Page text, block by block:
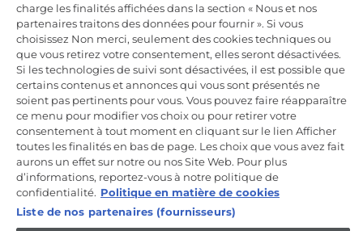
CANDY HOOVER GROUP S.r.I. - Associé unique - SIÈGE SOCIAL :
Via Comolli, 57 - 20861 Brugherio (MB) - Italie - SIÈGES
ADMINISTRATIFS : Via Privata Eden Fumagalli snc - 20861
Brugherio (MB) et Via Trento n. 20/A-22 - 20871 Vimercate (MB) -
Italie - Tél. : +39.039.2086.1 - Fax : +39.039.2086.237 - Capital social
35 000 000,00 € iv - Cod. Code fiscal et numéro d'inscription au
registre du commerce de Milan-Monza-Brianza-Lodi 04666310158 -
Numéro de TVA 00786860965 - Numéro REA : MB-1033934 -
Autorisation IT AEOF 211870 - Société soumise aux activités de
gestion et de coordination de Candy S.p.A.
FR / Français
charge les finalités affichées dans la section « Nous et nos
partenaires traitons des données pour fournir ». Si vous
choisissez Non merci, seulement des cookies techniques ou
que vous retirez votre consentement, elles seront désactivées.
Si les technologies de suivi sont désactivées, il est possible que
certains contenus et annonces qui vous sont présentés ne
soient pas pertinents pour vous. Vous pouvez faire réapparaître
ce menu pour modifier vos choix ou pour retirer votre
consentement à tout moment en cliquant sur le lien Afficher
toutes les finalités en bas de page. Les choix que vous avez fait
aurons un effet sur notre ou nos Site Web. Pour plus
d’informations, reportez-vous à notre politique de
confidentialité. Politique en matière de cookies
Liste de nos partenaires (fournisseurs)